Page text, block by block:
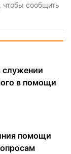
, чтобы сообщить
служении
в помощи
помощи